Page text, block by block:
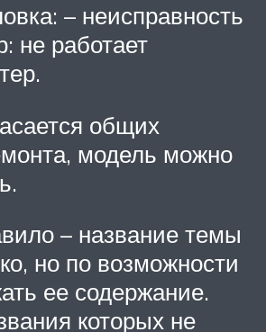
– неисправность
не работает
общих
модель можно
– название темы
но по возможности
ее содержание.
которых не